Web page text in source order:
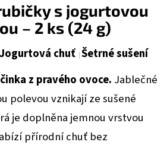
s jogurtovou
– 2 ks (24 g)
Jogurtová chuť Šetrné sušení
z pravého ovoce. Jablečné
polevou vznikají ze sušené
je doplněna jemnou vrstvou
přírodní chuť bez